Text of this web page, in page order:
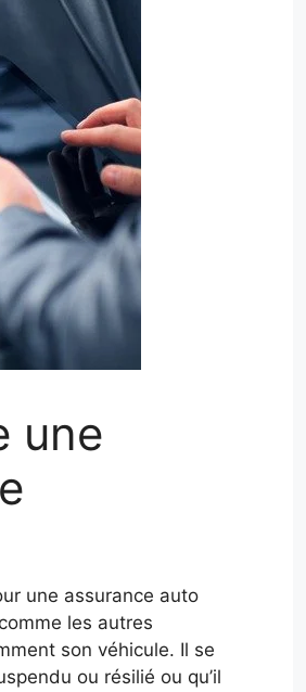
une
une assurance auto
les autres
son véhicule. Il se
ou résilié ou qu’il